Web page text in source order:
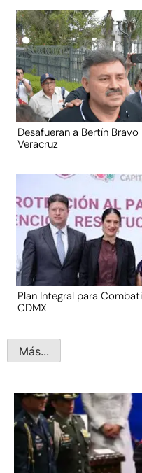
Desafueran a Bertín
Veracruz
Plan Integral para
CDMX
Más...